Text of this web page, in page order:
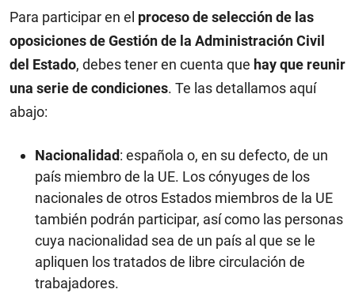
Para participar en el proceso de selección de las
oposiciones de Gestión de la Administración Civil
del Estado, debes tener en cuenta que hay que reunir
una serie de condiciones. Te las detallamos aquí
abajo:
Nacionalidad: española o, en su defecto, de un
país miembro de la UE. Los cónyuges de los
nacionales de otros Estados miembros de la UE
también podrán participar, así como las personas
cuya nacionalidad sea de un país al que se le
apliquen los tratados de libre circulación de
trabajadores.